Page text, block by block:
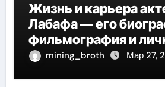
Жизнь и карьера
Лабафа — его
фильмография и
mining_broth Мар 27,